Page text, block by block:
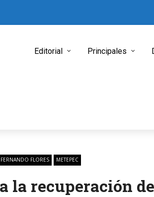
Editorial Principales
FERNANDO FLORES METEPEC
la recuperación